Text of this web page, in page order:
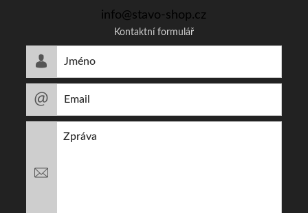
info@stavo-shop.cz
Kontaktní formulář